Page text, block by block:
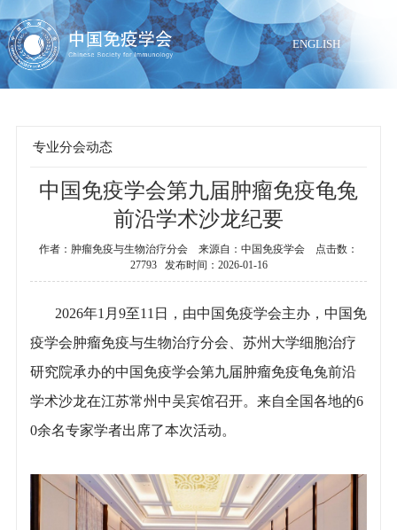
ENGLISH
专业分会动态
当前位置： 首页 > 组织机构 > 专业分会动态
中国免疫学会第九届肿瘤免疫龟兔
前沿学术沙龙纪要
作者：肿瘤免疫与生物治疗分会 来源自：中国免疫学会 点击数：
27793 发布时间：2026-01-16
2026年1月9至11日，由中国免疫学会主办，中国免
疫学会肿瘤免疫与生物治疗分会、苏州大学细胞治疗
研究院承办的中国免疫学会第九届肿瘤免疫龟兔前沿
学术沙龙在江苏常州中吴宾馆召开。来自全国各地的6
0余名专家学者出席了本次活动。